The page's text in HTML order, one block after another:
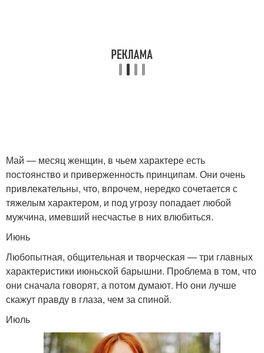
Май — месяц женщин, в чьем характере есть
постоянство и приверженность принципам. Они очень
привлекательны, что, впрочем, нередко сочетается с
тяжелым характером, и под угрозу попадает любой
мужчина, имевший несчастье в них влюбиться.
Июнь
Любопытная, общительная и творческая — три главных
характеристики июньской барышни. Проблема в том, что
они сначала говорят, а потом думают. Но они лучше
скажут правду в глаза, чем за спиной.
Июль